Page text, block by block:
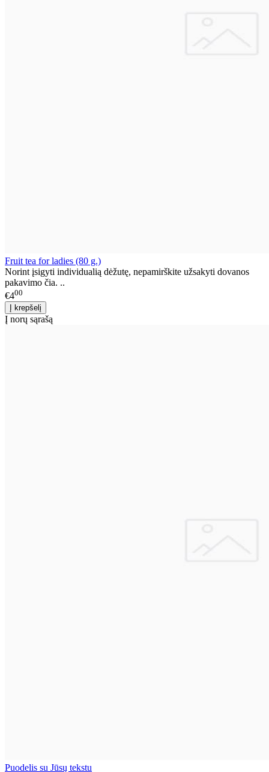
Fruit tea for ladies (80 g.)
Norint įsigyti individualią dėžutę, nepamirškite užsakyti dovanos
pakavimo čia. ..
€400
Į norų sąrašą
Puodelis su Jūsų tekstu